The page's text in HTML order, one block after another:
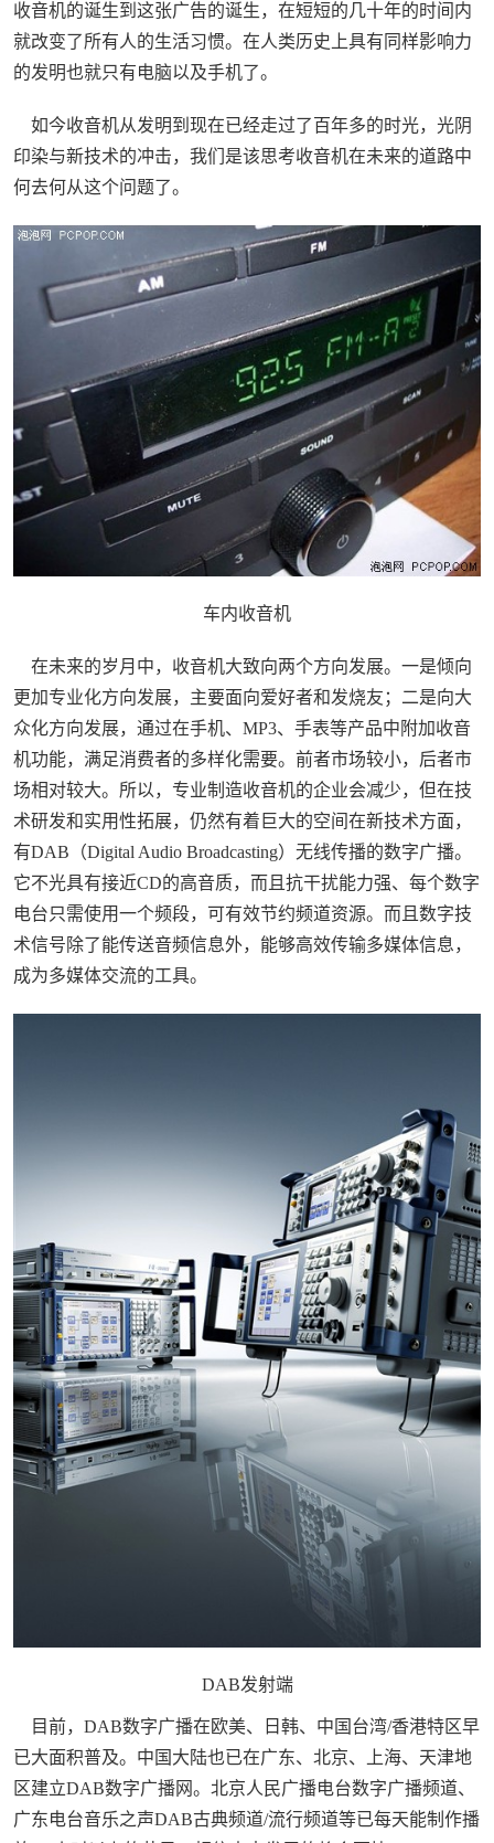
收音机的诞生到这张广告的诞生，在短短的几十年的时间内
就改变了所有人的生活习惯。在人类历史上具有同样影响力
的发明也就只有电脑以及手机了。
如今收音机从发明到现在已经走过了百年多的时光，光阴
印染与新技术的冲击，我们是该思考收音机在未来的道路中
何去何从这个问题了。
车内收音机
在未来的岁月中，收音机大致向两个方向发展。一是倾向
更加专业化方向发展，主要面向爱好者和发烧友；二是向大
众化方向发展，通过在手机、MP3、手表等产品中附加收音
机功能，满足消费者的多样化需要。前者市场较小，后者市
场相对较大。所以，专业制造收音机的企业会减少，但在技
术研发和实用性拓展，仍然有着巨大的空间在新技术方面，
有DAB（Digital Audio Broadcasting）无线传播的数字广播。
它不光具有接近CD的高音质，而且抗干扰能力强、每个数字
电台只需使用一个频段，可有效节约频道资源。而且数字技
术信号除了能传送音频信息外，能够高效传输多媒体信息，
成为多媒体交流的工具。
DAB发射端
目前，DAB数字广播在欧美、日韩、中国台湾/香港特区早
已大面积普及。中国大陆也已在广东、北京、上海、天津地
区建立DAB数字广播网。北京人民广播电台数字广播频道、
广东电台音乐之声DAB古典频道/流行频道等已每天能制作播